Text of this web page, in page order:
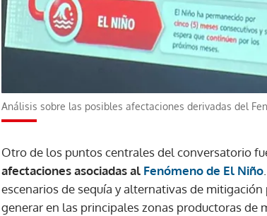
Análisis sobre las posibles afectaciones derivadas del
Otro de los puntos centrales del conversatorio
afectaciones asociadas al Fenómeno de El Niño
escenarios de sequía y alternativas de
generar en las principales zonas productoras de